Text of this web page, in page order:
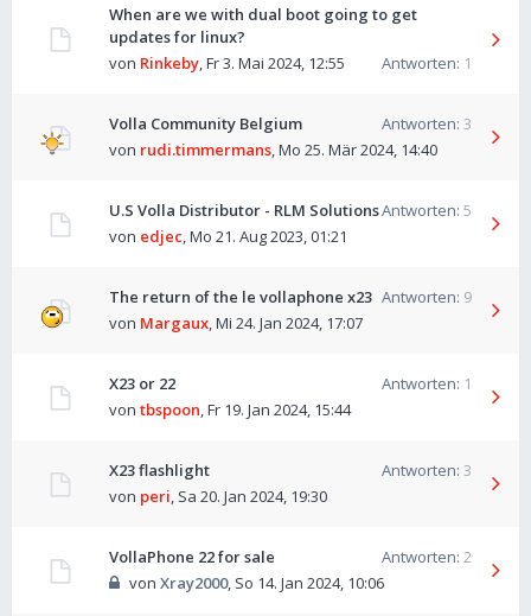
When are we with dual boot going to get
updates for linux?
Antworten: 1
von Rinkeby,Fr 3. Mai 2024, 12:55
Volla Community Belgium Antworten: 3
von rudi.timmermans,Mo 25. Mär 2024, 14:40
U.S Volla Distributor - RLM SolutionsAntworten: 5
von edjec,Mo 21. Aug 2023, 01:21
The return of the le vollaphone x23 Antworten: 9
von Margaux,Mi 24. Jan 2024, 17:07
X23 or 22 Antworten: 1
von tbspoon,Fr 19. Jan 2024, 15:44
X23 flashlight Antworten: 3
von peri, Sa 20. Jan 2024, 19:30
VollaPhone 22 for sale Antworten: 2
von Xray2000, So 14. Jan 2024, 10:06